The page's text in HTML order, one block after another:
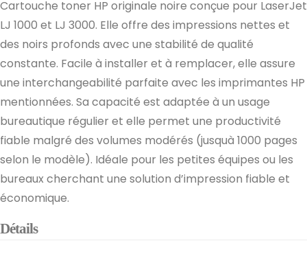
Cartouche toner HP originale noire conçue pour LaserJet
LJ 1000 et LJ 3000. Elle offre des impressions nettes et
des noirs profonds avec une stabilité de qualité
constante. Facile à installer et à remplacer, elle assure
une interchangeabilité parfaite avec les imprimantes HP
mentionnées. Sa capacité est adaptée à un usage
bureautique régulier et elle permet une productivité
fiable malgré des volumes modérés (jusquà 1000 pages
selon le modèle). Idéale pour les petites équipes ou les
bureaux cherchant une solution d’impression fiable et
économique.
Détails